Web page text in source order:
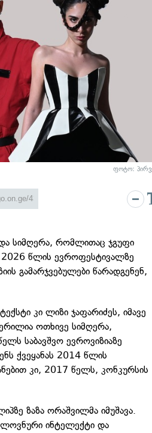
ფოტო:
სიმღერა, რომლითაც ჯგუფი
2026 წლის ევროფესტივალზე
გამარჯვებულები წარადგენენ,
კი ლიზი ჯაფარიძეს, იმავე
ოთხივე სიმღერა,
საბავშვო ევროვიზიაზე
ქვეყანას 2014 წლის
კი, 2017 წელს, კონკურსის
ზაზა ორაშვილმა იმუშავა.
ინტელექტი და